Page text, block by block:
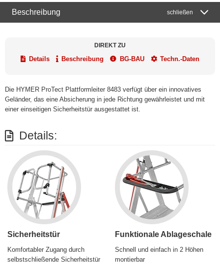
Beschreibung schließen
DIREKT ZU
Details Beschreibung BG-BAU Techn.-Daten
Die HYMER ProTect Plattformleiter 8483 verfügt über ein innovatives
Geländer, das eine Absicherung in jede Richtung gewährleistet und mit
einer einseitigen Sicherheitstür ausgestattet ist.
Details:
Sicherheitstür
Komfortabler Zugang durch
selbstschließende Sicherheitstür
Funktionale Ablageschale
Schnell und einfach in 2 Höhen
montierbar